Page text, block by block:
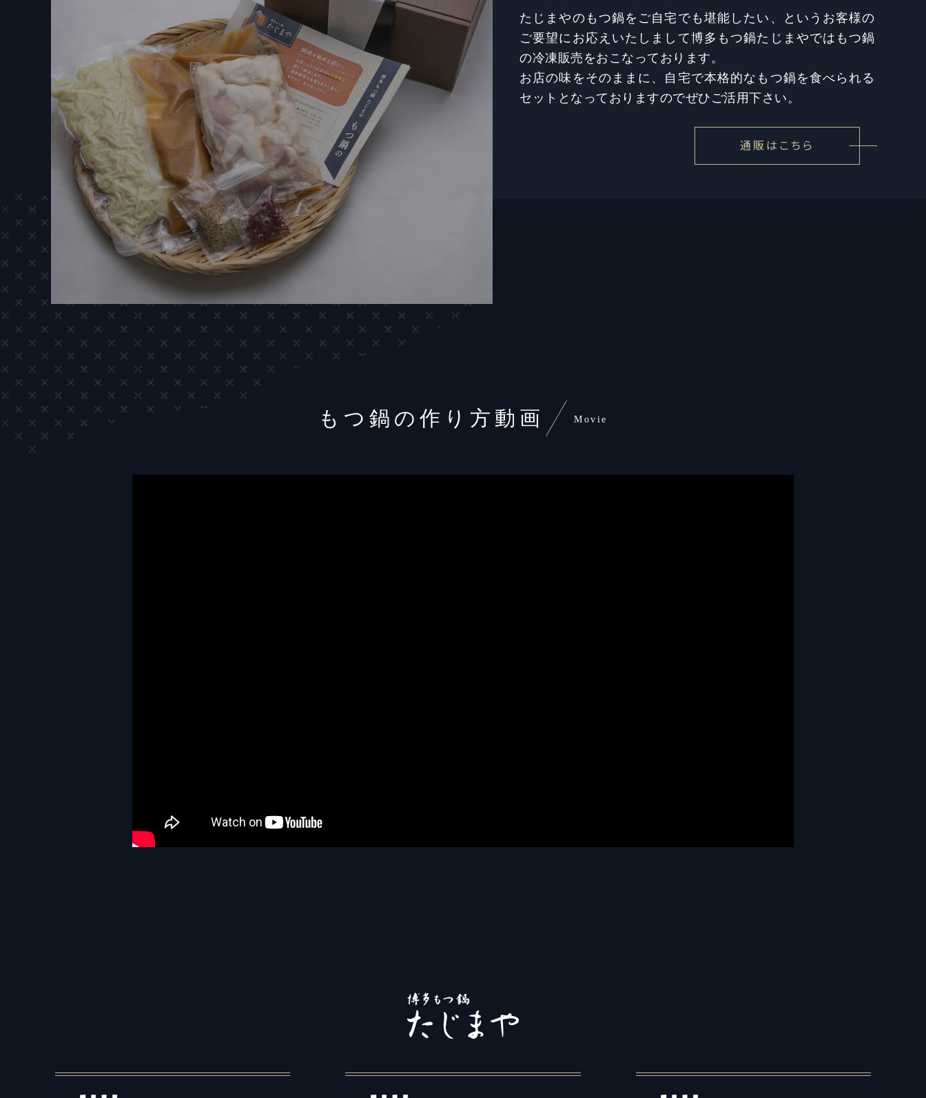
たじまやのもつ鍋をご自宅でも堪能したい、というお客様の
ご要望にお応えいたしまして博多もつ鍋たじまやではもつ鍋
の冷凍販売をおこなっております。
お店の味をそのままに、自宅で本格的なもつ鍋を食べられる
セットとなっておりますのでぜひご活用下さい。
通販はこちら
もつ鍋の作り方動画 Movie